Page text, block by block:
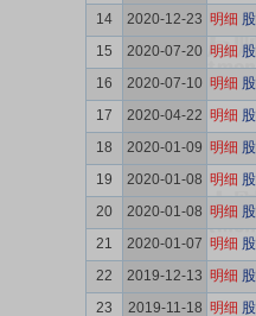
14
2020-12-23 明细
15
2020-07-20 明细
16
2020-07-10 明细
17
2020-04-22 明细
18
2020-01-09 明细
19
2020-01-08 明细
20
2020-01-08 明细
21
2020-01-07 明细
22
2019-12-13 明细
23
2019-11-18 明细